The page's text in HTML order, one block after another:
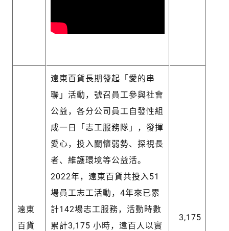
遠東
百貨
遠東百貨長期發起「愛的串
聯」活動，號召員工參與社會
公益，各分公司員工自發性組
成一日「志工服務隊」，發揮
愛心，投入關懷弱勢、探視長
者、維護環境等公益活。
2022年，遠東百貨共投入51
場員工志工活動，4年來已累
計142場志工服務，活動時數
累計3,175 小時，遠百人以實
3,175